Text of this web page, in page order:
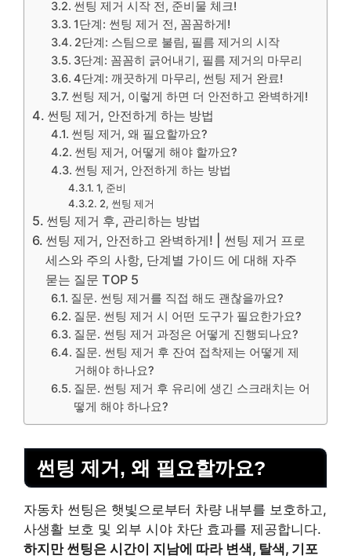
썬팅 제거 시작 전, 준비물 체크!
1단계: 썬팅 제거 전, 꼼꼼하게!
2단계: 스팀으로 불림, 필름 제거의 시작
3단계: 꼼꼼히 긁어내기, 필름 제거의 마무리
4단계: 깨끗하게 마무리, 썬팅 제거 완료!
썬팅 제거, 이렇게 하면 더 안전하고 완벽하게!
썬팅 제거, 안전하게 하는 방법
썬팅 제거, 왜 필요할까요?
썬팅 제거, 어떻게 해야 할까요?
썬팅 제거, 안전하게 하는 방법
1, 준비
2, 썬팅 제거
썬팅 제거 후, 관리하는 방법
썬팅 제거, 안전하고 완벽하게! | 썬팅 제거 프로
세스와 주의 사항, 단계별 가이드 에 대해 자주
묻는 질문 TOP 5
질문. 썬팅 제거를 직접 해도 괜찮을까요?
질문. 썬팅 제거 시 어떤 도구가 필요한가요?
질문. 썬팅 제거 과정은 어떻게 진행되나요?
질문. 썬팅 제거 후 잔여 접착제는 어떻게 제
거해야 하나요?
질문. 썬팅 제거 후 유리에 생긴 스크래치는 어
떻게 해야 하나요?
썬팅 제거, 왜 필요할까요?
자동차 썬팅은 햇빛으로부터 차량 내부를 보호하고,
사생활 보호 및 외부 시야 차단 효과를 제공합니다.
하지만 썬팅은 시간이 지남에 따라 변색, 탈색, 기포